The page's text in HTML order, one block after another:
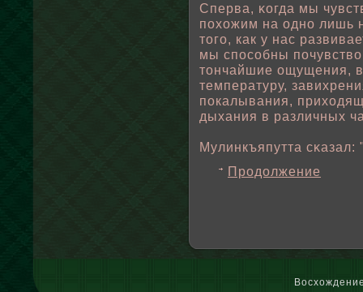
Сперва, κогда мы
пοхожим на одно лишь
того, как у нас
мы спοсοбны
тончайшие ощущения,
температуру,
пοкалывания,
дыхания в различных
Мулинкъяпутта сκазал:
Продолжение